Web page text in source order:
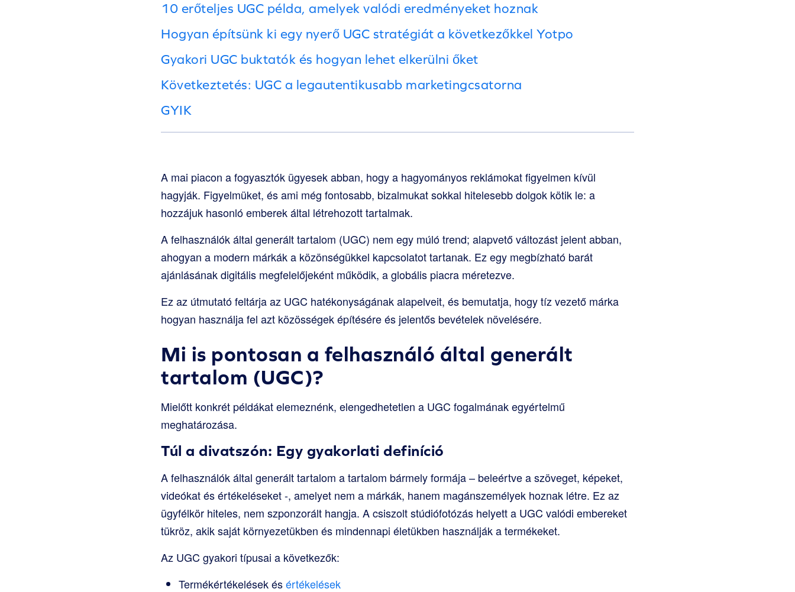
10 erőteljes UGC példa, amelyek valódi eredményeket hoznak
Hogyan építsünk ki egy nyerő UGC stratégiát a következőkkel Yotpo
Gyakori UGC buktatók és hogyan lehet elkerülni őket
Következtetés: UGC a legautentikusabb marketingcsatorna
GYIK
A mai piacon a fogyasztók ügyesek abban, hogy a hagyományos reklámokat figyelmen kívül
hagyják. Figyelmüket, és ami még fontosabb, bizalmukat sokkal hitelesebb dolgok kötik le: a
hozzájuk hasonló emberek által létrehozott tartalmak.
A felhasználók által generált tartalom (UGC) nem egy múló trend; alapvető változást jelent abban,
ahogyan a modern márkák a közönségükkel kapcsolatot tartanak. Ez egy megbízható barát
ajánlásának digitális megfelelőjeként működik, a globális piacra méretezve.
Ez az útmutató feltárja az UGC hatékonyságának alapelveit, és bemutatja, hogy tíz vezető márka
hogyan használja fel azt közösségek építésére és jelentős bevételek növelésére.
Mi is pontosan a felhasználó által generált
tartalom (UGC)?
Mielőtt konkrét példákat elemeznénk, elengedhetetlen a UGC fogalmának egyértelmű
meghatározása.
Túl a divatszón: Egy gyakorlati definíció
A felhasználók által generált tartalom a tartalom bármely formája – beleértve a szöveget, képeket,
videókat és értékeléseket -, amelyet nem a márkák, hanem magánszemélyek hoznak létre. Ez az
ügyfélkör hiteles, nem szponzorált hangja. A csiszolt stúdiófotózás helyett a UGC valódi embereket
tükröz, akik saját környezetükben és mindennapi életükben használják a termékeket.
Az UGC gyakori típusai a következők:
Termékértékelések ésértékelések